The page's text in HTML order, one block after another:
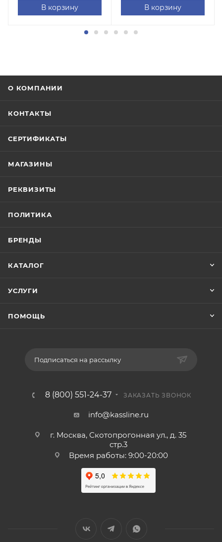
В корзину В корзину
О КОМПАНИИ
КОНТАКТЫ
СЕРТИФИКАТЫ
МАГАЗИНЫ
РЕКВИЗИТЫ
ПОЛИТИКА
БРЕНДЫ
КАТАЛОГ
УСЛУГИ
ПОМОЩЬ
Подписаться на рассылку
8 (800) 551-24-37 ЗАКАЗАТЬ ЗВОНОК
info@kassline.ru
г. Москва, Скотопрогонная ул., д. 35
стр.3
Время работы: 9:00-20:00